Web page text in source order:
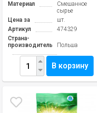
Материал
Смешанное
сырье
Цена за
шт.
Артикул
474329
Страна-
производитель
Польша
В корзину